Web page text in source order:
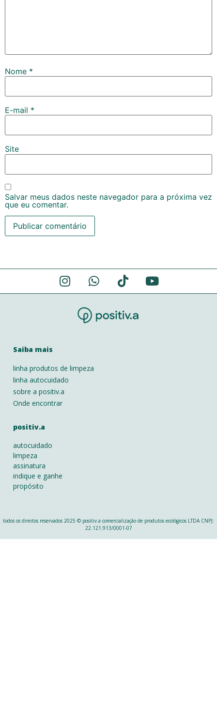
Nome *
E-mail *
Site
Salvar meus dados neste navegador para a próxima vez
que eu comentar.
Alternative:
Saiba mais
linha produtos de limpeza
linha autocuidado
sobre a positiv.a
Onde encontrar
positiv.a
autocuidado
limpeza
assinatura
indique e ganhe
propósito
todos os direitos reservados 2025 © positiv.a comercialização de produtos ecológicos LTDA CNPJ:
22.121.913/0001-07